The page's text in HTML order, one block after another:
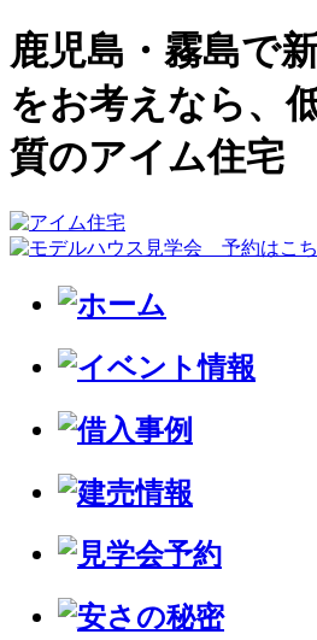
鹿児島・霧島で
をお考えなら、
質のアイム住宅